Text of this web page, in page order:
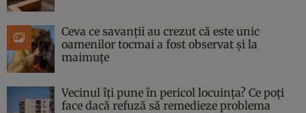
Ceva ce savanții au crezut că este unic
oamenilor tocmai a fost observat și la
maimuțe
Vecinul îți pune în pericol locuința? Ce poți
face dacă refuză să remedieze problema